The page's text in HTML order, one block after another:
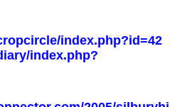
index.php?id=42
index.php?